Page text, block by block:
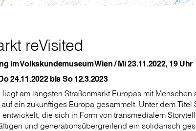
reVisited
im Volkskundemuseum Wien / Mi 23.11.2022, 19 Uhr
24.11.2022 bis So 12.3.2023
am längsten Straßenmarkt Europas mit Menschen
ein zukünftiges Europa gesammelt. Unter dem Titel
die sich in Form von transmedialem
und generationsübergreifend ein solidarisch